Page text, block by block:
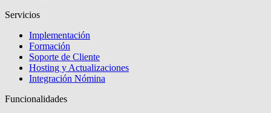
Servicios
Implementación
Formación
Soporte de Cliente
Hosting y Actualizaciones
Integración Nómina
Funcionalidades